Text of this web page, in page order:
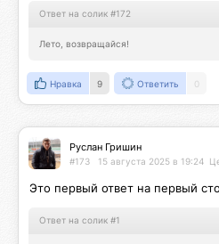
Ответ на солик #172
Лето, возвращайся!
Нравка 9 Ответить 0
Руслан Гришин
#173 15 августа 2025 в 19:24
Это первый ответ на первый
Ответ на солик #1